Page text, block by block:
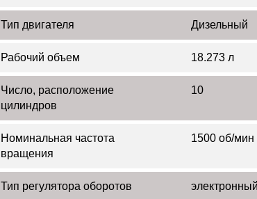
Тип двигателя Дизельный
Рабочий объем 18.273 л
Число, расположение
цилиндров
10
Номинальная частота
вращения
1500 об/мин
Тип регулятора оборотов электронный